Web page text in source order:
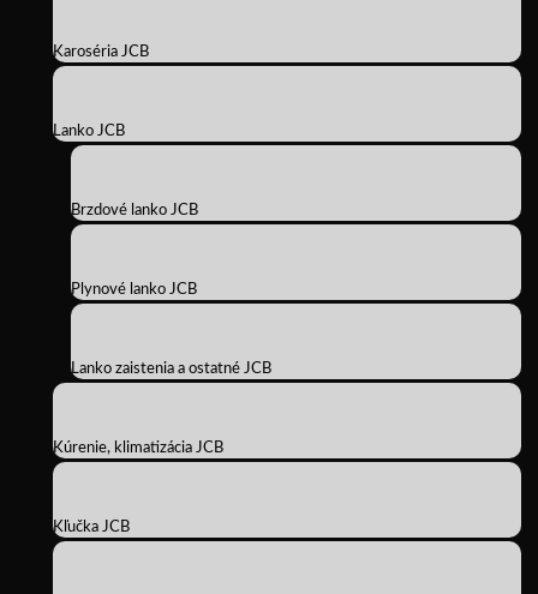
Karoséria JCB
Lanko JCB
Brzdové lanko JCB
Plynové lanko JCB
Lanko zaistenia a ostatné JCB
Kúrenie, klimatizácia JCB
Kľučka JCB